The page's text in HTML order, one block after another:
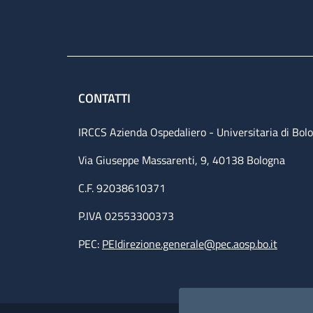
CONTATTI
IRCCS Azienda Ospedaliero - Universitaria di
Via Giuseppe Massarenti, 9, 40138 Bologna
C.F. 92038610371
P.IVA 02553300373
PEC: PEIdirezione.generale@pec.aosp.bo.it